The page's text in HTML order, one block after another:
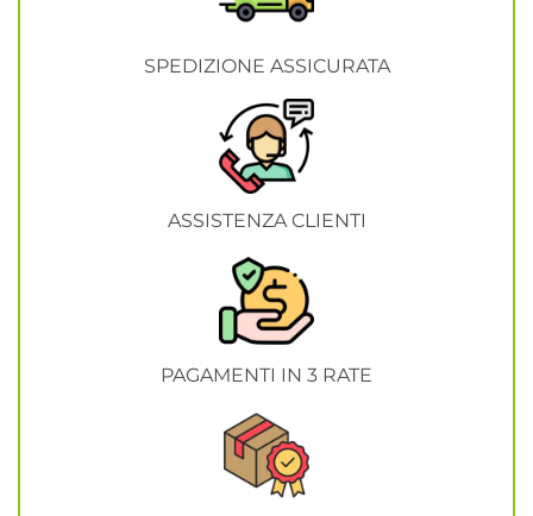
SPEDIZIONE ASSICURATA
ASSISTENZA CLIENTI
PAGAMENTI IN 3 RATE